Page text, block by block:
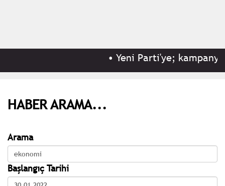
Yeni Parti'ye;
HABER ARAMA...
Arama
Başlangıç Tarihi